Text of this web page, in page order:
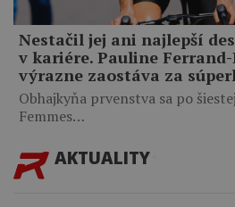
Nestačil jej ani najlepší
v kariére. Pauline
výrazne zaostáva za
Obhajkyňa prvenstva sa po
Femmes…
AKTUALITY